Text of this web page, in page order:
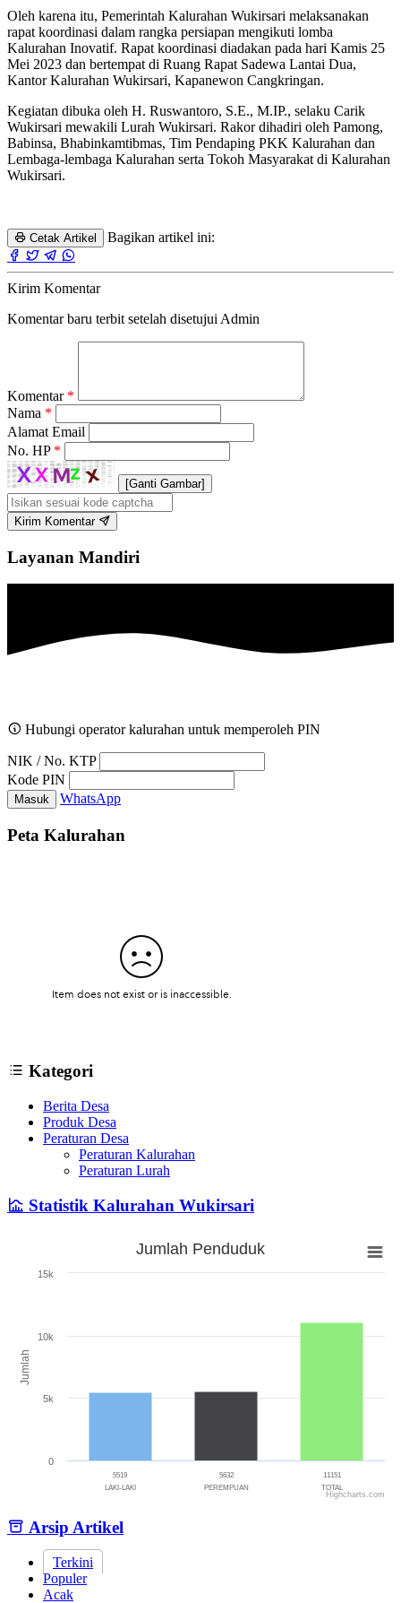
Oleh karena itu, Pemerintah Kalurahan Wukirsari melaksanakan
rapat koordinasi dalam rangka persiapan mengikuti lomba
Kalurahan Inovatif. Rapat koordinasi diadakan pada hari Kamis 25
Mei 2023 dan bertempat di Ruang Rapat Sadewa Lantai Dua,
Kantor Kalurahan Wukirsari, Kapanewon Cangkringan.
Kegiatan dibuka oleh H. Ruswantoro, S.E., M.IP., selaku Carik
Wukirsari mewakili Lurah Wukirsari. Rakor dihadiri oleh Pamong,
Babinsa, Bhabinkamtibmas, Tim Pendaping PKK Kalurahan dan
Lembaga-lembaga Kalurahan serta Tokoh Masyarakat di Kalurahan
Wukirsari.
Cetak Artikel Bagikan artikel ini:
Kirim Komentar
Komentar baru terbit setelah disetujui Admin
Komentar *
Nama *
Alamat Email
No. HP *
[Ganti Gambar]
Kirim Komentar
Layanan Mandiri
Hubungi operator kalurahan untuk memperoleh PIN
NIK / No. KTP
Kode PIN
Masuk WhatsApp
Peta Kalurahan
Kategori
Berita Desa
Produk Desa
Peraturan Desa
Peraturan Kalurahan
Peraturan Lurah
Statistik Kalurahan Wukirsari
The chart has 1 Y axis displaying Jumlah. Range: 0 to 15000.
Jumlah
Jumlah Penduduk
5519
LAKI-LAKI
5632
PEREMPUAN
11151
TOTAL
0
5k
10k
15k
Highcharts.com
Arsip Artikel
Terkini
Populer
Acak